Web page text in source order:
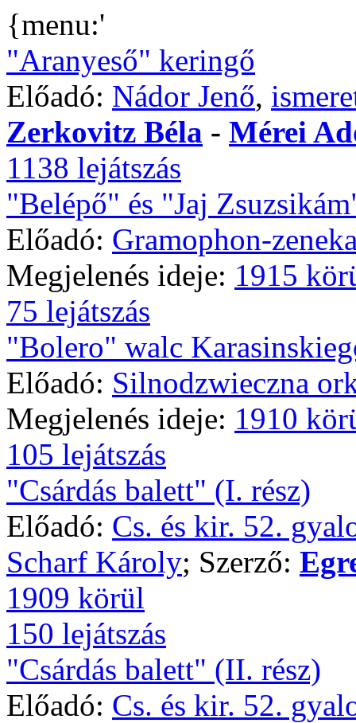
{menu:'
"Aranyeső" keringő
Előadó: Nádor Jenő,
Zerkovitz Béla - Mérei
1138 lejátszás
"Belépő" és "Jaj
Előadó: Gramophon-
Megjelenés ideje: 1915
75 lejátszás
"Bolero" walc
Előadó: Silnodzwieczna
Megjelenés ideje: 1910
105 lejátszás
"Csárdás balett" (I. rész)
Előadó: Cs. és kir. 52.
Scharf Károly; Szerző:
1909 körül
150 lejátszás
"Csárdás balett" (II. rész)
Előadó: Cs. és kir. 52.